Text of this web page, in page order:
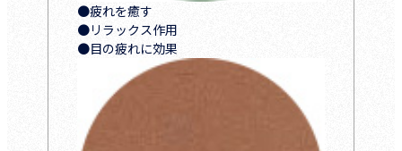
●疲れを癒す
●リラックス作用
●目の疲れに効果